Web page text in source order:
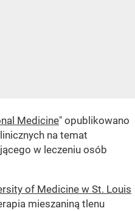
Medicine" opublikowano
na temat
w leczeniu osób
of Medicine w St. Louis
mieszaniną tlenu